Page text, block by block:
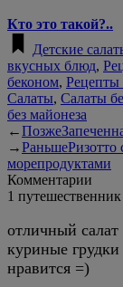
Кто это такой?..
Детские
вкусных блюд,
беконом, Рецепты
Салаты, Салаты
без майонеза
←Позже
→РаньшеРизотто
морепродуктами
Комментарии
1 путешественник
отличный
куриные
нравится =)